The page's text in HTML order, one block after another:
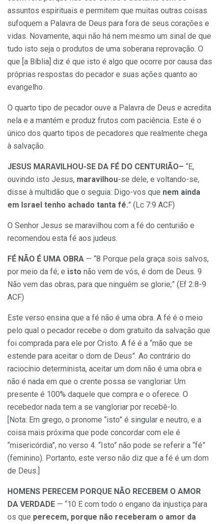
assuntos espirituais e permitem que muitas outras coisas
sufoquem a Palavra de Deus para fora de seus corações e
vidas. Novamente, aqui não há nem mesmo um sinal de que
tudo isto seja o produtos de uma soberana reprovação. O
que [a Bíblia] diz é que isto é algo que ocorre por causa das
próprias respostas do pecador e suas ações quanto ao
evangelho.
O quarto tipo de pecador ouve a Palavra de Deus e acredita
nela e a mantém e produz frutos com paciência. Este é o
único dos quarto tipos de pecadores que realmente chega
à salvação.
JESUS MARAVILHOU-SE DA FÉ DO CENTURIÃO– “E,
ouvindo isto Jesus, maravilhou-se dele, e voltando-se,
disse à multidão que o seguia: Digo-vos que nem ainda
em Israel tenho achado tanta fé.” (Lc 7:9 ACF)
O Senhor Jesus se maravilhou com a fé do centurião e
recomendou esta fé aos judeus.
FÉ NÃO É UMA OBRA — “8 Porque pela graça sois salvos,
por meio da fé; e isto não vem de vós, é dom de Deus. 9
Não vem das obras, para que ninguém se glorie;” (Ef 2:8-9
ACF)
Este verso ensina que a fé não é uma obra. A fé é o meio
pelo qual o pecador recebe o dom gratuito da salvação que
foi comprada para ele por Cristo. A fé é a “mão que se
estende para aceitar o dom de Deus”. Ao contrário do
raciocínio determinista, aceitar um dom não é uma obra e
não é nada em que o crente possa se vangloriar. Um
presente é 100% daquele que compra e o oferece. O
recebedor nada tem a se vangloriar por recebê-lo.
[Nota: Em grego, o pronome “isto” é singular e neutro, e a
coisa mais próxima que pode concordar com ele é
“misericórdia”, no verso 4. “Isto” não pode se referir a “fé”
(feminino). Portanto, este verso não diz que a fé é um dom
de Deus.]
HOMENS PERECEM PORQUE NÃO RECEBEM O AMOR
DA VERDADE — “10 E com todo o engano da injustiça para
os que perecem, porque não receberam o amor da